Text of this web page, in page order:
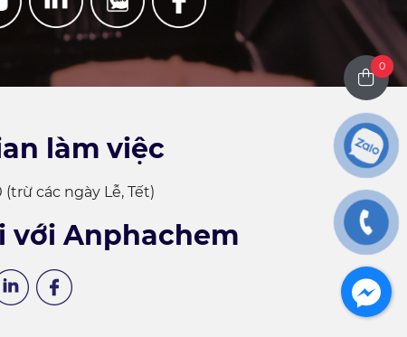
làm việc
(trừ các ngày Lễ, Tết)
với Anphachem
0